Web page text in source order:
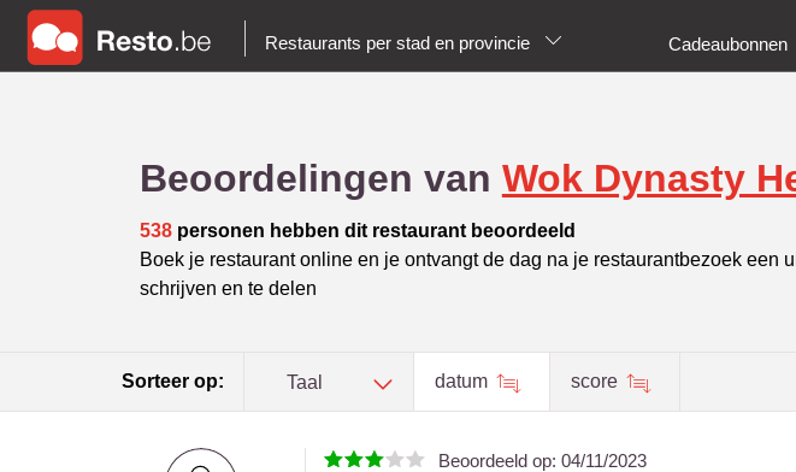
Restaurants per stad en provincie Cadeaubonnen
Beoordelingen van Wok Dynasty
538personen hebben dit restaurant beoordeeld
Boek je restaurant online en je ontvangt de dag na je restaurantbezoek een
schrijven en te delen
Sorteer op: Taal datum score
Beoordeeld op: 04/11/2023